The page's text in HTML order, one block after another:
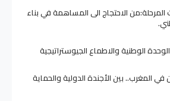
الاحتجاج الى المساهمة في بناء
الوطنية والاطماع الجيوستراتيجية
في المغرب.. بين الأجندة الدولية والحماية